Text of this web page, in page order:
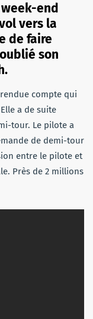
end
vers la
de faire
son
compte qui
a de suite
tour. Le pilote a
de demi-tour
entre le pilote et
Près de 2 millions